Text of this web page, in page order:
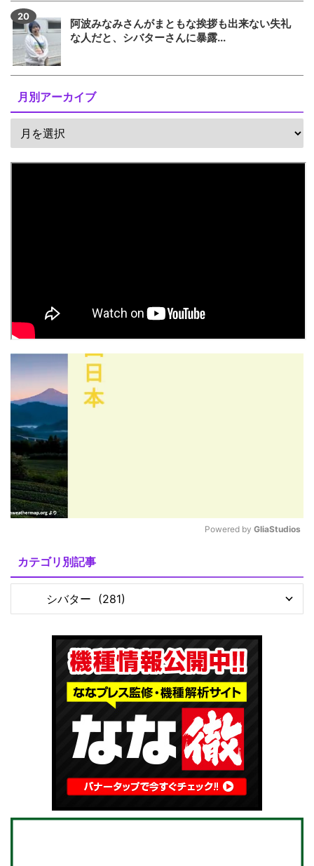
阿波みなみさんがまともな挨拶も出来ない失礼
な人だと、シバターさんに暴露...
月別アーカイブ
t
Powered by GliaStudios
カテゴリ別記事